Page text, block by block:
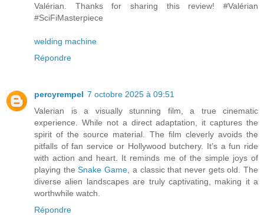
Valérian. Thanks for sharing this review! #Valérian
#SciFiMasterpiece
welding machine
Répondre
percyrempel 7 octobre 2025 à 09:51
Valerian is a visually stunning film, a true cinematic
experience. While not a direct adaptation, it captures the
spirit of the source material. The film cleverly avoids the
pitfalls of fan service or Hollywood butchery. It’s a fun ride
with action and heart. It reminds me of the simple joys of
playing theSnake Game , a classic that never gets old. The
diverse alien landscapes are truly captivating, making it a
worthwhile watch.
Répondre